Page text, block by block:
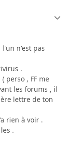
n'est pas
.
perso , FF me
les forums , il
lettre de ton
rien à voir .
.